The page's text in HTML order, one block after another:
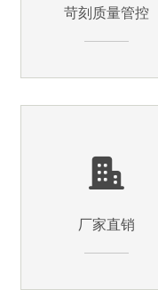
苛刻质量管控
厂家直销